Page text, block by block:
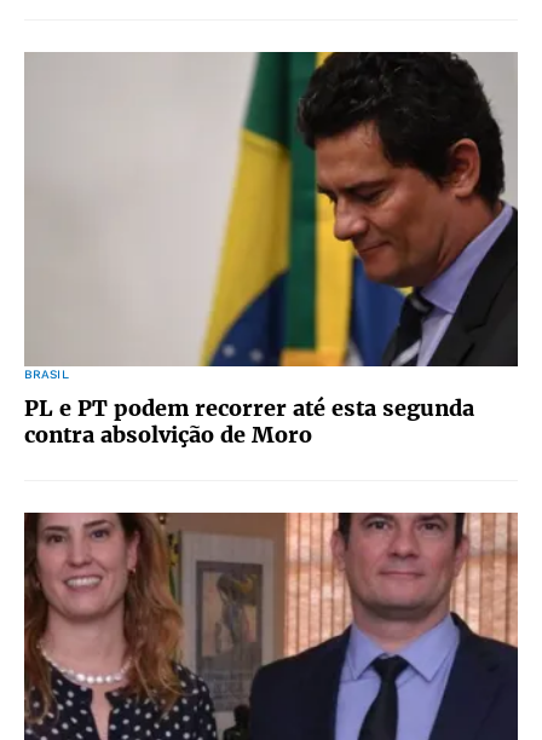
BRASIL
PL e PT podem recorrer até esta segunda
contra absolvição de Moro